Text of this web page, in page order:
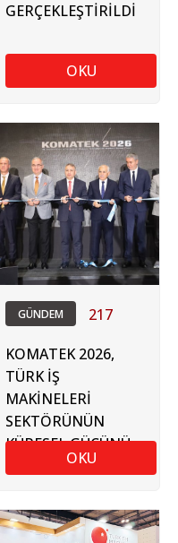
GERÇEKLEŞTİRİLDİ
OKU
GÜNDEM 217
KOMATEK 2026,
TÜRK İŞ
MAKİNELERİ
SEKTÖRÜNÜN
KÜRESEL GÜCÜNÜ
ORTAYA KOYDU
OKU